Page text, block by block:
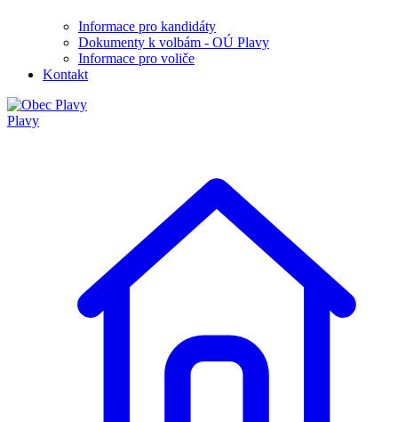
Informace pro kandidáty
Dokumenty k volbám - OÚ Plavy
Informace pro voliče
Kontakt
Plavy